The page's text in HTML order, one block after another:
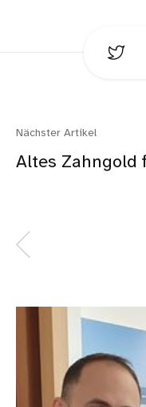
Nächster Artikel
Altes Zahngold